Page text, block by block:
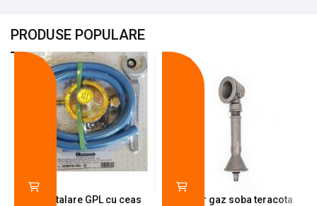
PRODUSE POPULARE
Kit instalare GPL cu ceas
Arzator gaz soba teracota